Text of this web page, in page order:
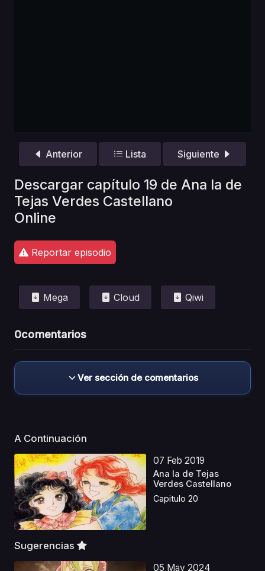
Anterior Lista Siguiente
Descargar capítulo 19 de Ana la de
Tejas Verdes Castellano
Online
Reportar episodio
Mega Cloud Qiwi
0comentarios
Ver sección de comentarios
A Continuación
07 Feb 2019
Ana la de Tejas
Verdes Castellano
Capitulo 20
Sugerencias
05 May 2024